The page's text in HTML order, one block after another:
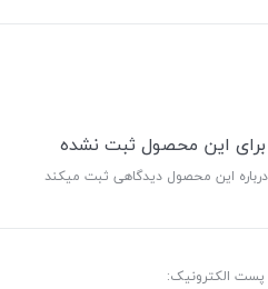
برای این محصول ثبت نشده
این محصول دیدگاهی ثبت میکند